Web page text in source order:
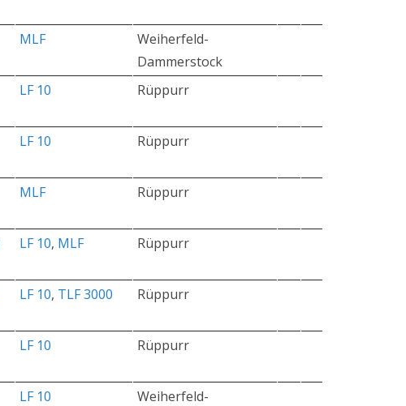
MLF
Weiherfeld-
Dammerstock
LF 10 Rüppurr
LF 10 Rüppurr
MLF Rüppurr
LF 10, MLF Rüppurr
LF 10, TLF 3000 Rüppurr
LF 10 Rüppurr
LF 10
Weiherfeld-